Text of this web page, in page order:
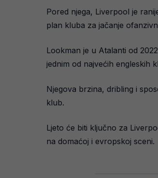
Pored njega, Liverpool je
plan kluba za jačanje
Lookman je u Atalanti od
jednim od najvećih engleskih
Njegova brzina, dribling i
klub.
Ljeto će biti ključno za
na domaćoj i evropskoj sceni.